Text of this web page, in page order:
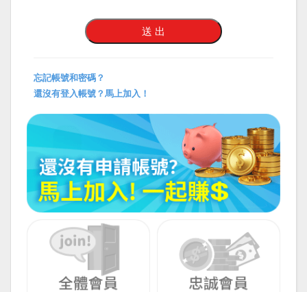
忘記帳號和密碼？
還沒有登入帳號？馬上加入！